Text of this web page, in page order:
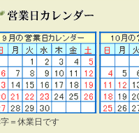
＝休業日です